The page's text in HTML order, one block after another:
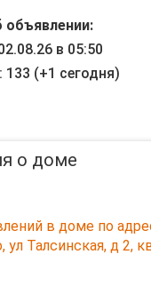
в 05:50
(+1 сегодня)
о доме
в доме по
ул Талсинская, д 2,